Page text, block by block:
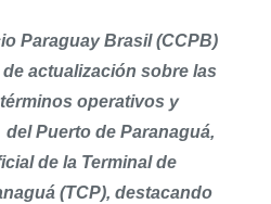
Paraguay Brasil (CCPB)
actualización sobre las
operativos y
Puerto de Paranaguá,
de la Terminal de
(TCP), destacando